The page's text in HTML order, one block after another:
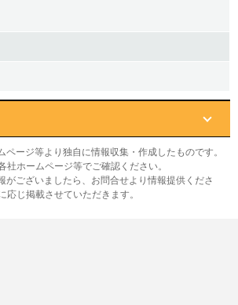
ページ等より独自に情報収集・作成したものです。
社ホームページ等でご確認ください。
がございましたら、お問合せより情報提供くださ
応じ掲載させていただきます。